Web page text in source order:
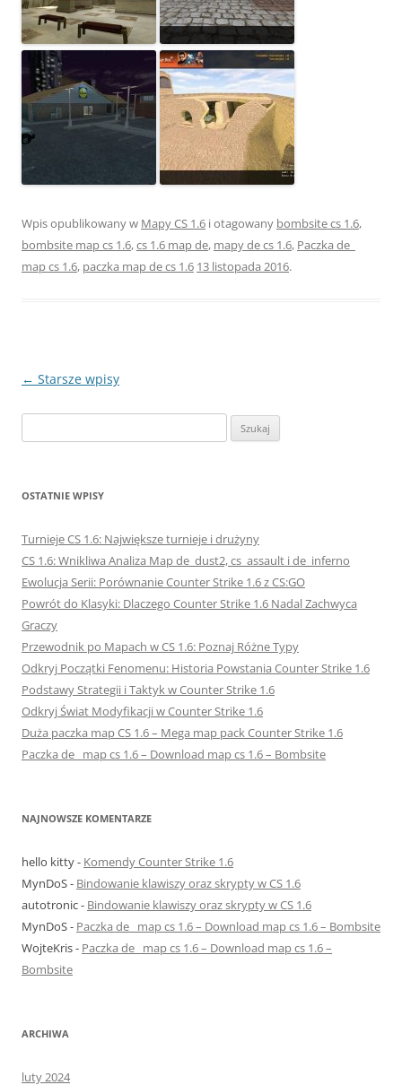
Wpis opublikowany w Mapy CS 1.6 i otagowany bombsite cs 1.6,
bombsite map cs 1.6,cs 1.6 map de, mapy de cs 1.6, Paczka de_
map cs 1.6, paczka map de cs 1.6 13 listopada 2016.
Nawigacja
← Starsze wpisy
OSTATNIE WPISY
Turnieje CS 1.6: Największe turnieje i drużyny
CS 1.6: Wnikliwa Analiza Map de_dust2, cs_assault i de_inferno
Ewolucja Serii: Porównanie Counter Strike 1.6 z CS:GO
Powrót do Klasyki: Dlaczego Counter Strike 1.6 Nadal Zachwyca
Graczy
Przewodnik po Mapach w CS 1.6: Poznaj Różne Typy
Odkryj Początki Fenomenu: Historia Powstania Counter Strike 1.6
Podstawy Strategii i Taktyk w Counter Strike 1.6
Odkryj Świat Modyfikacji w Counter Strike 1.6
Duża paczka map CS 1.6 – Mega map pack Counter Strike 1.6
Paczka de_ map cs 1.6 – Download map cs 1.6 – Bombsite
NAJNOWSZE KOMENTARZE
hello kitty- Komendy Counter Strike 1.6
MynDoS- Bindowanie klawiszy oraz skrypty w CS 1.6
autotronic- Bindowanie klawiszy oraz skrypty w CS 1.6
MynDoS- Paczka de_ map cs 1.6 – Download map cs 1.6 – Bombsite
WojteKris- Paczka de_ map cs 1.6 – Download map cs 1.6 –
Bombsite
ARCHIWA
luty 2024